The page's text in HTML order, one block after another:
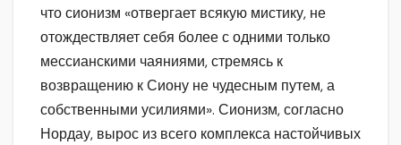
что сионизм «отвергает всякую мистику, не
отождествляет себя более с одними только
мессианскими чаяниями, стремясь к
возвращению к Сиону не чудесным путем, а
собственными усилиями». Сионизм, согласно
Нордау, вырос из всего комплекса настойчивых